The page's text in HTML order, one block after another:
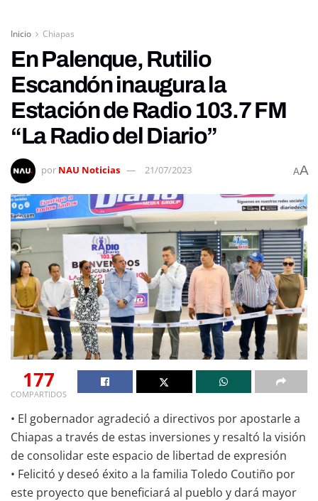
Inicio Chiapas
En Palenque, Rutilio
Escandón inaugura la
Estación de Radio 103.7 FM
“La Radio del Diario”
por NAU Noticias 21/07/2023 AA
177
COMPARTIDOS
• El gobernador agradeció a directivos por apostarle a
Chiapas a través de estas inversiones y resaltó la visión
de consolidar este espacio de libertad de expresión
• Felicitó y deseó éxito a la familia Toledo Coutiño por
este proyecto que beneficiará al pueblo y dará mayor